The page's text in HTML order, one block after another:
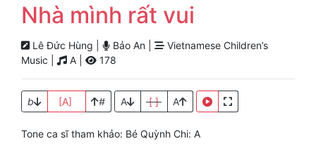
Nhà mình rất vui
Lê Đức Hùng | Bảo An |
Vietnamese Children’s
Music |
A | 178
b [A] # A [ ] A
Tone ca sĩ tham khảo: Bé Quỳnh Chi: A